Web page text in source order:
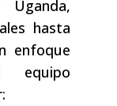
Uganda,
hasta
enfoque
equipo